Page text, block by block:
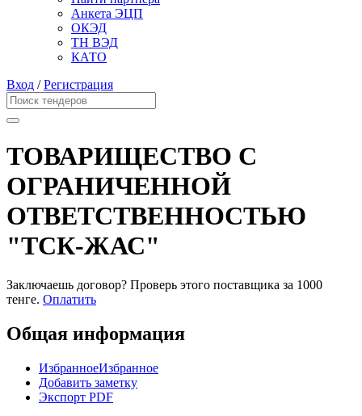
Анкета ЭЦП
ОКЭД
ТН ВЭД
КАТО
Вход /Регистрация
ТОВАРИЩЕСТВО С
ОГРАНИЧЕННОЙ
ОТВЕТСТВЕННОСТЬЮ
"ТСК-ЖАС"
Заключаешь договор? Проверь этого поставщика за 1000
тенге. Оплатить
Общая информация
ИзбранноеИзбранное
Добавить заметку
Экспорт PDF